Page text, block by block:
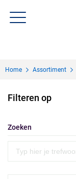
Over Sisa
KMS
Uitzendbureau?
Home Assortiment
Filteren op
Zoeken